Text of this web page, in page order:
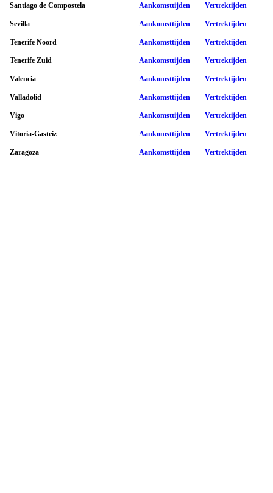
Santiago de Compostela Aankomsttijden Vertrektijden
Sevilla Aankomsttijden Vertrektijden
Tenerife Noord Aankomsttijden Vertrektijden
Tenerife Zuid Aankomsttijden Vertrektijden
Valencia Aankomsttijden Vertrektijden
Valladolid Aankomsttijden Vertrektijden
Vigo Aankomsttijden Vertrektijden
Vitoria-Gasteiz Aankomsttijden Vertrektijden
Zaragoza Aankomsttijden Vertrektijden